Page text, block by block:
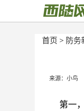
首页 > 防务
来源：小鸟
第一